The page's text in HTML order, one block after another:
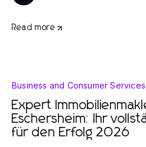
Read more
Business and Consumer Services
Expert
Eschersheim: Ihr
für den Erfolg 2026